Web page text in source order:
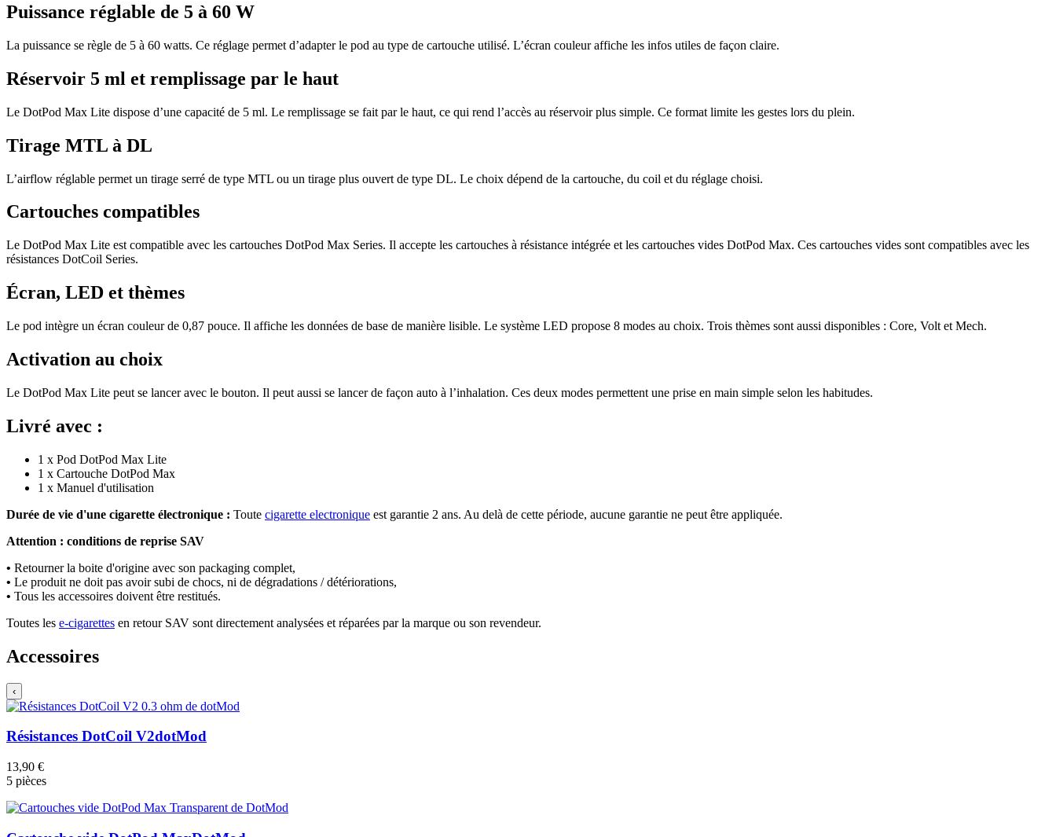
Puissance réglable de 5 à 60 W
La puissance se règle de 5 à 60 watts. Ce réglage permet d’adapter le pod au type de cartouche utilisé. L’écran couleur affiche les infos utiles de façon claire.
Réservoir 5 ml et remplissage par le haut
Le DotPod Max Lite dispose d’une capacité de 5 ml. Le remplissage se fait par le haut, ce qui rend l’accès au réservoir plus simple. Ce format limite les gestes lors du plein.
Tirage MTL à DL
L’airflow réglable permet un tirage serré de type MTL ou un tirage plus ouvert de type DL. Le choix dépend de la cartouche, du coil et du réglage choisi.
Cartouches compatibles
Le DotPod Max Lite est compatible avec les cartouches DotPod Max Series. Il accepte les cartouches à résistance intégrée et les cartouches vides DotPod Max. Ces cartouches vides sont compatibles avec les
résistances DotCoil Series.
Écran, LED et thèmes
Le pod intègre un écran couleur de 0,87 pouce. Il affiche les données de base de manière lisible. Le système LED propose 8 modes au choix. Trois thèmes sont aussi disponibles : Core, Volt et Mech.
Activation au choix
Le DotPod Max Lite peut se lancer avec le bouton. Il peut aussi se lancer de façon auto à l’inhalation. Ces deux modes permettent une prise en main simple selon les habitudes.
Livré avec :
1 x Pod DotPod Max Lite
1 x Cartouche DotPod Max
1 x Manuel d'utilisation
Durée de vie d'une cigarette électronique : Toute cigarette electronique est garantie 2 ans. Au delà de cette période, aucune garantie ne peut être appliquée.
Attention : conditions de reprise SAV
• Retourner la boite d'origine avec son packaging complet,
• Le produit ne doit pas avoir subi de chocs, ni de dégradations / détériorations,
• Tous les accessoires doivent être restitués.
Toutes les e-cigarettes en retour SAV sont directement analysées et réparées par la marque ou son revendeur.
Accessoires
‹
Résistances DotCoil V2dotMod
13,90 €
5 pièces